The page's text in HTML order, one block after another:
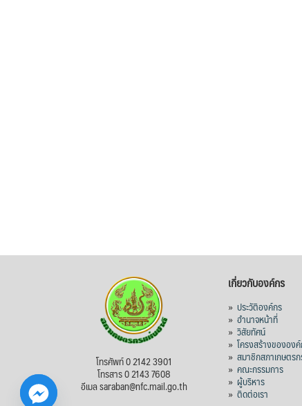
โทรศัพท์ 0 2142 3901
โทรสาร 0 2143 7608
อีเมล saraban@nfc.mail.go.th
เกี่ยวกับองค์กร
»ประวัติองค์กร
»อำนาจหน้าที่
»วิสัยทัศน์
»โครงสร้างขององ
»สมาชิกสภาเกษตร
»คณะกรรมการ
» ผู้บริหาร
»ติดต่อเรา